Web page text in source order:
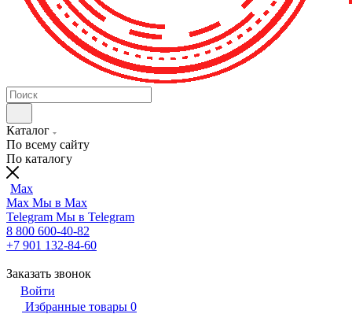
Каталог
По всему сайту
По каталогу
Max
Max Мы в Max
Telegram Мы в Telegram
8 800 600-40-82
+7 901 132-84-60
Заказать звонок
Войти
Избранные товары 0